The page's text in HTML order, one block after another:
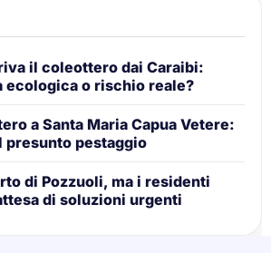
il coleottero dai Caraibi:
ecologica o rischio reale?
a Santa Maria Capua Vetere:
presunto pestaggio
di Pozzuoli, ma i residenti
di soluzioni urgenti